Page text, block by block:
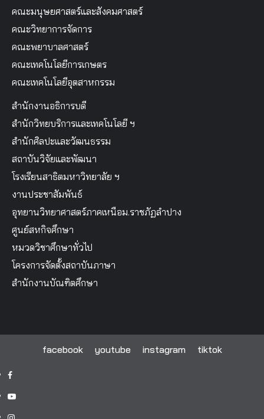
คณะมนุษยศาสตร์และสังคมศาสตร์
คณะวิทยาการจัดการ
คณะพยาบาลศาสตร์
คณะเทคโนโลยีการเกษตร
คณะเทคโนโลยีอุตสาหกรรม
สำนักงานอธิการบดี
สำนักวิทยบริการและเทคโนโลยี ฯ
สำนักศิลปะและวัฒนธรรม
สถาบันวิจัยและพัฒนา
โรงเรียนสาธิตมหาวิทยาลัย ฯ
งานประชาสัมพันธ์
อุทยานวิทยาศาสตร์ภาคเหนือม.ราชภัฏลำปาง
ศูนย์สหกิจศึกษา
หมวดวิชาศึกษาทั่วไป
โครงการจัดตั้งสถาบันภาษา
สำนักงานบัณฑิตศึกษา
facebook youtube instagram tiktok
facebook
youtube
instagram